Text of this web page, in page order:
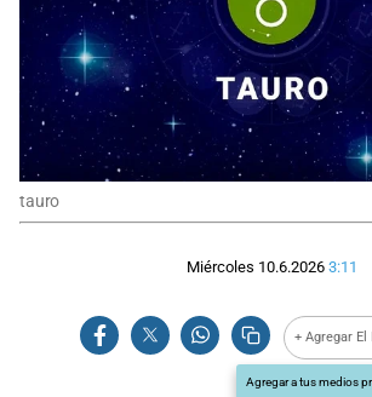
tauro
Miércoles 10.6.2026 3:11
+ Agregar
Agregar a tus medios